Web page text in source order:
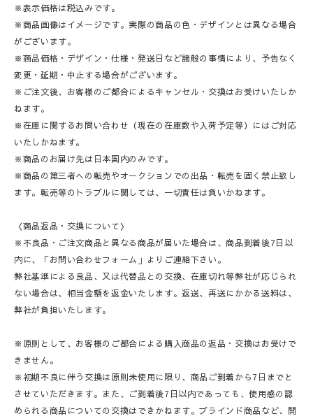
※表示価格は税込みです。
※商品画像はイメージです。実際の商品の色・デザインとは異なる場合
がございます。
※商品価格・デザイン・仕様・発送日など諸般の事情により、予告なく
変更・延期・中止する場合がございます。
※ご注文後、お客様のご都合によるキャンセル・交換はお受けいたしか
ねます。
※在庫に関するお問い合わせ（現在の在庫数や入荷予定等）にはご対応
いたしかねます。
※商品のお届け先は日本国内のみです。
※商品の第三者への転売やオークションでの出品・転売を固く禁止致し
ます。転売等のトラブルに関しては、一切責任は負いかねます。
〈商品返品・交換について〉
※不良品・ご注文商品と異なる商品が届いた場合は、商品到着後7日以
内に、「お問い合わせフォーム」よりご連絡下さい。
弊社基準による良品、又は代替品との交換、在庫切れ等弊社が応じられ
ない場合は、相当金額を返金いたします。返送、再送にかかる送料は、
弊社が負担いたします。
※原則として、お客様のご都合による購入商品の返品・交換はお受けで
きません。
※初期不良に伴う交換は原則未使用に限り、商品ご到着から7日までと
させていただきます。また、ご到着後7日以内であっても、使用感の認
められる商品についての交換はできかねます。ブラインド商品など、開